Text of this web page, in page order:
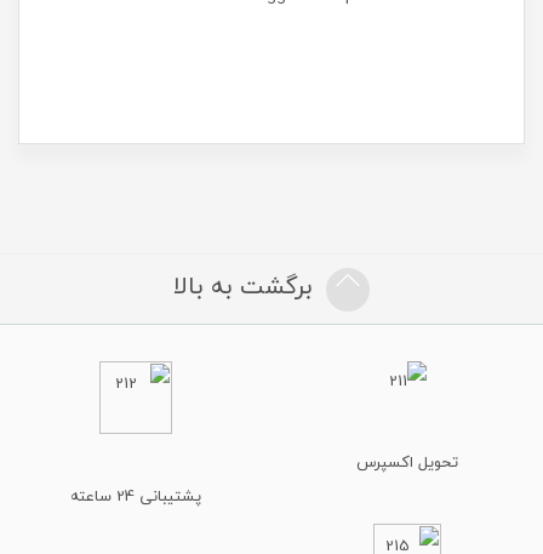
برگشت به بالا
پشتیبانی 24 ساعته
تحویل اکسپرس